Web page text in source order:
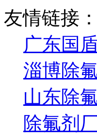
友情链接：
广东国
淄博除
山东除
除氟剂